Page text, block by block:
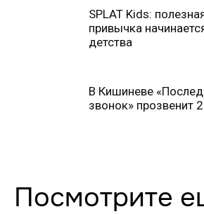
SPLAT Kids:
привычка
детства
В Кишиневе
звонок» прозвенит
Посмотрите